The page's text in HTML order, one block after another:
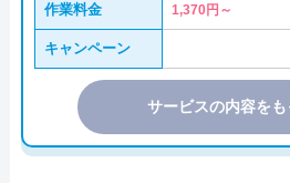
作業料金 1,370円～
キャンペーン
サービスの内容をも